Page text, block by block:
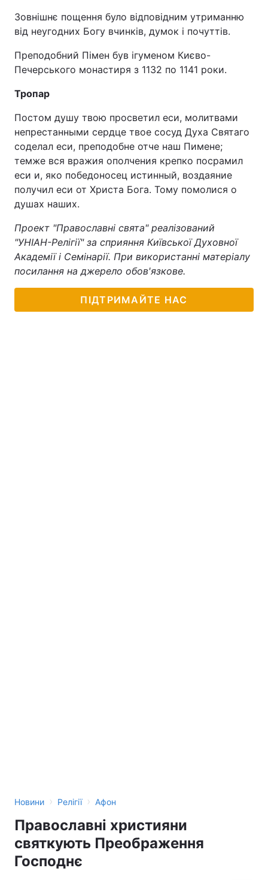
Зовнішнє пощення було відповідним утриманню
від неугодних Богу вчинків, думок і почуттів.
Преподобний Пімен був ігуменом Києво-
Печерського монастиря з 1132 по 1141 роки.
Тропар
Постом душу твою просветил еси, молитвами
непрестанными сердце твое сосуд Духа Святаго
соделал еси, преподобне отче наш Пимене;
темже вся вражия ополчения крепко посрамил
еси и, яко победоносец истинный, воздаяние
получил еси от Христа Бога. Тому помолися о
душах наших.
Проект "Православні свята" реалізований
"УНІАН-Релігії" за сприяння Київської Духовної
Академії і Семінарії. При використанні матеріалу
посилання на джерело обов'язкове.
ПІДТРИМАЙТЕ НАС
Новини › Релігії › Афон
Православні християни
святкують Преображення
Господнє